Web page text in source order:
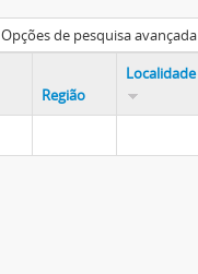
Opções de pesquisa avançada
Região
Localidade